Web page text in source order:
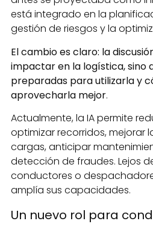
está integrado en la
gestión de riesgos y la
El cambio es claro: la
impactar en la logística, sino
preparadas para utilizarla y
aprovecharla mejor.
Actualmente, la IA permite
optimizar recorridos, mejorar
cargas, anticipar
detección de fraudes. Lejos
conductores o
amplía sus capacidades.
Un nuevo rol para